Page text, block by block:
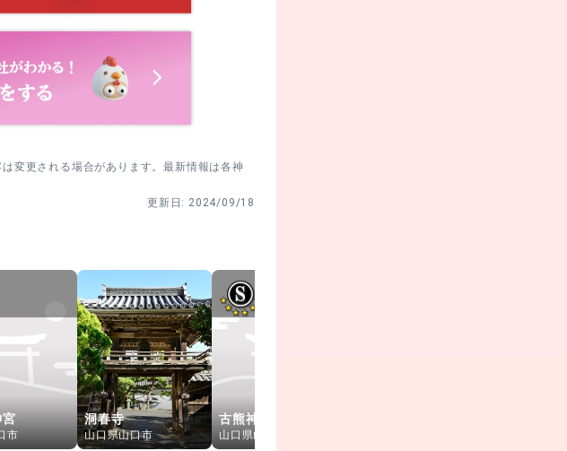
変更される場合があります。最新情報は各神
更新日: 2024/09/18
宮
市
洞春寺
山口県山口市
古熊神社
山口県山口市